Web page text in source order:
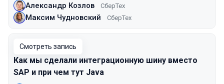
Александр Козлов СберТех
Максим Чудновский СберТех
Смотреть запись
Как мы сделали интеграционную шину вместо
SAP и при чем тут Java